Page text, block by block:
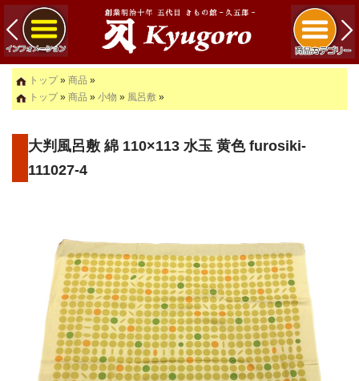
トップ» 商品 »
トップ» 商品 » 小物 » 風呂敷 »
大判風呂敷 綿 110×113 水玉 黄色 furosiki-
111027-4